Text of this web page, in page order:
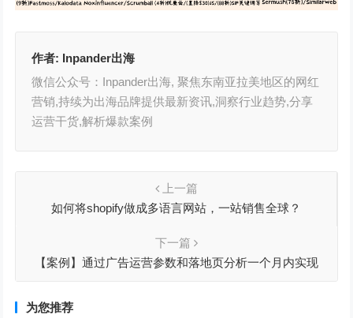
作者: Inpander出海
微信公众号：Inpander出海, 聚焦东南亚拉美地区的网红
营销,持续为出海品牌提供最新资讯,洞察行业趋势,分享
运营干货,解析爆款案例
上一篇
如何将shopify做成多语言网站，一站销售全球？
下一篇
【案例】通过广告运营参数和落地页分析一个月内实现
为您推荐